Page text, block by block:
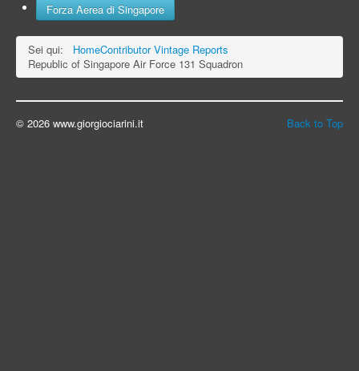
Forza Aerea di Singapore
Sei qui: HomeContributor Vintage Reports
Republic of Singapore Air Force 131 Squadron
Back to Top
© 2026 www.giorgiociarini.it